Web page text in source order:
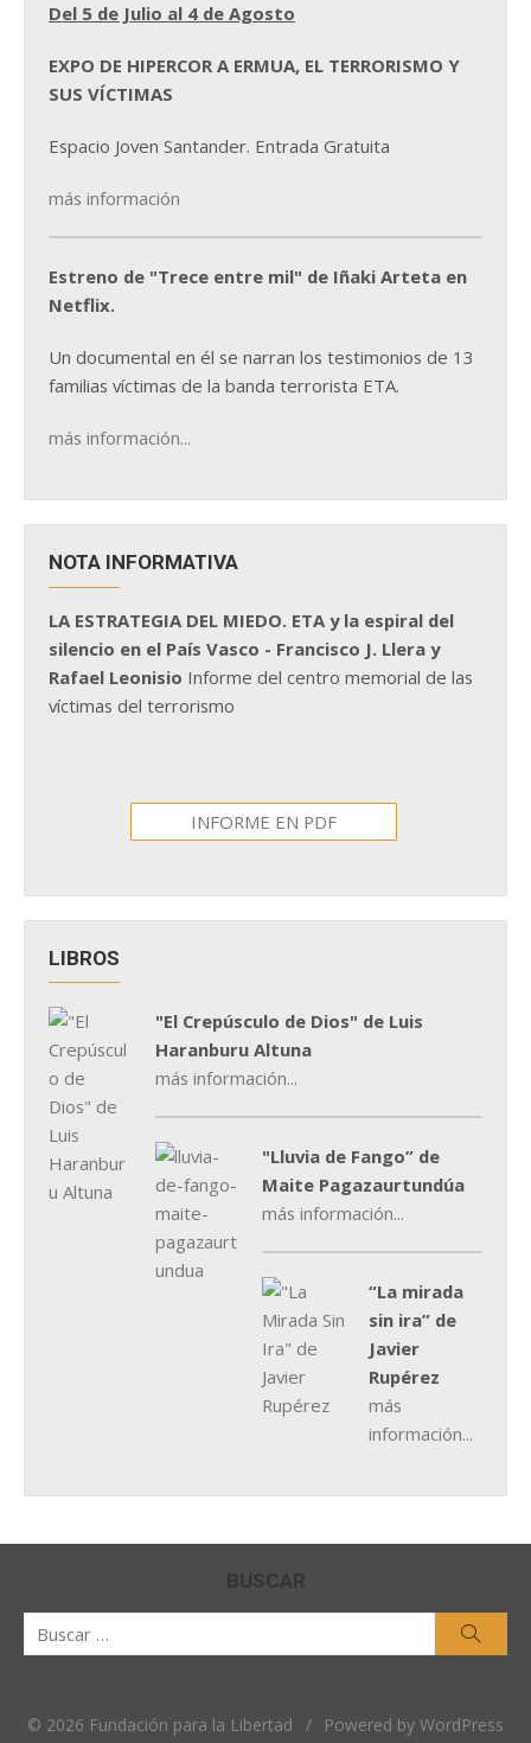
Del 5 de Julio al 4 de Agosto
EXPO DE HIPERCOR A ERMUA, EL TERRORISMO Y
SUS VÍCTIMAS
Espacio Joven Santander. Entrada Gratuita
más información
Estreno de "Trece entre mil" de Iñaki Arteta en
Netflix.
Un documental en él se narran los testimonios de 13
familias víctimas de la banda terrorista ETA.
más información...
NOTA INFORMATIVA
LA ESTRATEGIA DEL MIEDO. ETA y la espiral del
silencio en el País Vasco - Francisco J. Llera y
Rafael Leonisio Informe del centro memorial de las
víctimas del terrorismo
INFORME EN PDF
LIBROS
"El Crepúsculo de Dios" de Luis
Haranburu Altuna
más información...
"Lluvia de Fango” de
Maite Pagazaurtundúa
más información...
“La mirada
sin ira” de
Javier
Rupérez
más
información...
BUSCAR
© 2026 Fundación para la Libertad /
Powered by WordPress